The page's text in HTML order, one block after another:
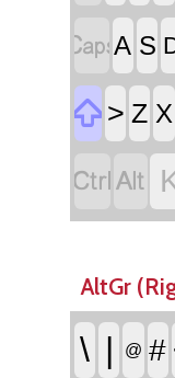
A S
 > Z X

AltGr
\ | @ #